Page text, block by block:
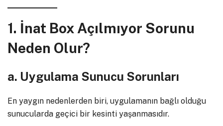
1. İnat Box Açılmıyor Sorunu
Neden Olur?
a. Uygulama Sunucu Sorunları
En yaygın nedenlerden biri, uygulamanın bağlı olduğu
sunucularda geçici bir kesinti yaşanmasıdır.